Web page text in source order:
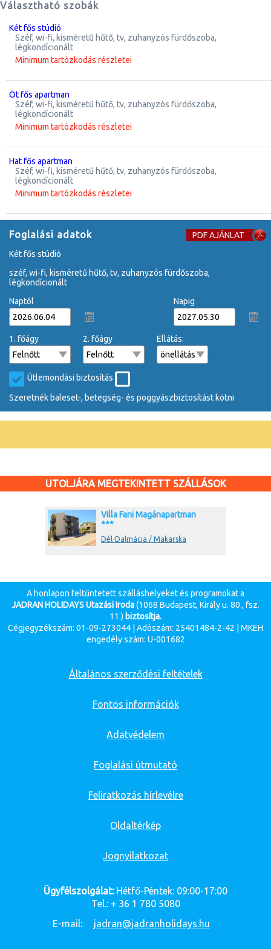
Választható szobák
két fős stúdió
széf, wi-fi, kisméretű hűtő, tv, zuhanyzós fürdőszoba,
légkondícionált
Minimum tartózkodás részletei
öt fős apartman
széf, wi-fi, kisméretű hűtő, tv, zuhanyzós fürdőszoba,
légkondícionált
Minimum tartózkodás részletei
hat fős apartman
széf, wi-fi, kisméretű hűtő, tv, zuhanyzós fürdőszoba,
légkondícionált
Minimum tartózkodás részletei
Foglalási adatok
PDF AJÁNLAT
két fős stúdió
széf, wi-fi, kisméretű hűtő, tv, zuhanyzós fürdőszoba,
légkondícionált
Naptól
Napig
1. főágy 2. főágy Ellátás:
Útlemondási biztosítás
Szeretnék baleset-, betegség- és poggyászbiztosítást kötni
UTOLJÁRA MEGTEKINTETT SZÁLLÁSOK
Villa Fani Magánapartman
***
Dél-Dalmácia / Makarska
A honlapon feltűntetett szálláshelyeket és programokat a
JADRAN HOLIDAYS Utazási Iroda(1068 Budapest, Király u. 80., fsz.
11.) biztosítja.
Cégjegyzékszám: 01-09-273044 | Adószám: 25401484-2-42 | MKEH
engedély szám: U-001682
Általános szerződési feltételek
Fontos információk
Adatvédelem
Foglalási útmutató
Feliratkozás hírlevélre
Oldaltérkép
Jognyilatkozat
Ügyfélszolgálat:Hétfő-Péntek: 09:00-17:00
Tel.: + 36 1 780 5080
E-mail:
jadran@jadranholidays.hu